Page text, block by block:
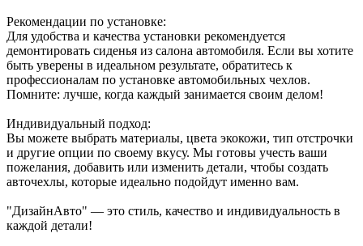
Рекомендации по установке:
Для удобства и качества установки рекомендуется
демонтировать сиденья из салона автомобиля. Если вы хотите
быть уверены в идеальном результате, обратитесь к
профессионалам по установке автомобильных чехлов.
Помните: лучше, когда каждый занимается своим делом!
Индивидуальный подход:
Вы можете выбрать материалы, цвета экокожи, тип отстрочки
и другие опции по своему вкусу. Мы готовы учесть ваши
пожелания, добавить или изменить детали, чтобы создать
авточехлы, которые идеально подойдут именно вам.
"ДизайнАвто" — это стиль, качество и индивидуальность в
каждой детали!